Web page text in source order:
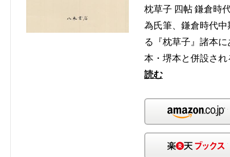
枕草子 四帖 鎌倉時
為氏筆、鎌倉時代
る『枕草子』諸本
本・堺本と併設さ
読む